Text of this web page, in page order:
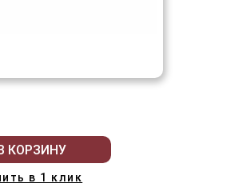
КОРЗИНУ
в 1 клик